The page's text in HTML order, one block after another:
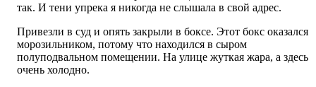
так. И тени упрека я никогда не слышала в свой адрес.
Привезли в суд и опять закрыли в боксе. Этот бокс оказался
морозильником, потому что находился в сыром
полуподвальном помещении. На улице жуткая жара, а здесь
очень холодно.